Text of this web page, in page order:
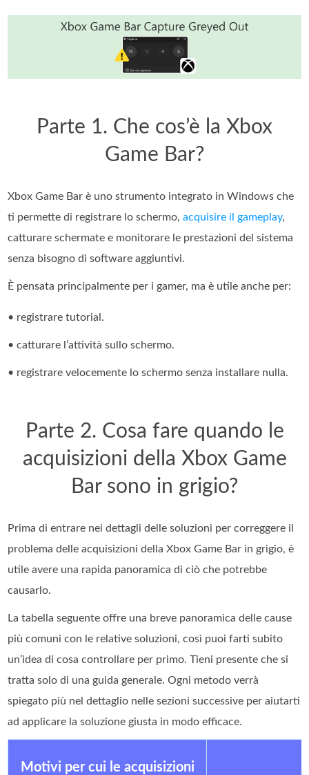
Parte 1. Che cos’è la Xbox
Game Bar?
Xbox Game Bar è uno strumento integrato in Windows che
ti permette di registrare lo schermo,acquisire il gameplay,
catturare schermate e monitorare le prestazioni del sistema
senza bisogno di software aggiuntivi.
È pensata principalmente per i gamer, ma è utile anche per:
• registrare tutorial.
• catturare l’attività sullo schermo.
• registrare velocemente lo schermo senza installare nulla.
Parte 2. Cosa fare quando le
acquisizioni della Xbox Game
Bar sono in grigio?
Prima di entrare nei dettagli delle soluzioni per correggere il
problema delle acquisizioni della Xbox Game Bar in grigio, è
utile avere una rapida panoramica di ciò che potrebbe
causarlo.
La tabella seguente offre una breve panoramica delle cause
più comuni con le relative soluzioni, così puoi farti subito
un’idea di cosa controllare per primo. Tieni presente che si
tratta solo di una guida generale. Ogni metodo verrà
spiegato più nel dettaglio nelle sezioni successive per aiutarti
ad applicare la soluzione giusta in modo efficace.
Motivi per cui le acquisizioni